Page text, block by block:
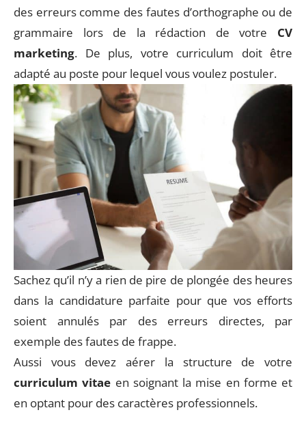
des erreurs comme des fautes d’orthographe ou de
grammaire lors de la rédaction de votre CV
marketing. De plus, votre curriculum doit être
adapté au poste pour lequel vous voulez postuler.
Sachez qu’il n’y a rien de pire de plongée des heures
dans la candidature parfaite pour que vos efforts
soient annulés par des erreurs directes, par
exemple des fautes de frappe.
Aussi vous devez aérer la structure de votre
curriculum vitae en soignant la mise en forme et
en optant pour des caractères professionnels.